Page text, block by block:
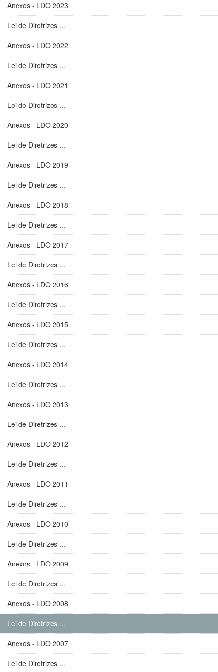
Anexos - LDO 2023
Lei de Diretrizes ...
Anexos - LDO 2022
Lei de Diretrizes ...
Anexos - LDO 2021
Lei de Diretrizes ...
Anexos - LDO 2020
Lei de Diretrizes ...
Anexos - LDO 2019
Lei de Diretrizes ...
Anexos - LDO 2018
Lei de Diretrizes ...
Anexos - LDO 2017
Lei de Diretrizes ...
Anexos - LDO 2016
Lei de Diretrizes ...
Anexos - LDO 2015
Lei de Diretrizes ...
Anexos - LDO 2014
Lei de Diretrizes ...
Anexos - LDO 2013
Lei de Diretrizes ...
Anexos - LDO 2012
Lei de Diretrizes ...
Anexos - LDO 2011
Lei de Diretrizes ...
Anexos - LDO 2010
Lei de Diretrizes ...
Anexos - LDO 2009
Lei de Diretrizes ...
Anexos - LDO 2008
Lei de Diretrizes ...
Anexos - LDO 2007
Lei de Diretrizes ...